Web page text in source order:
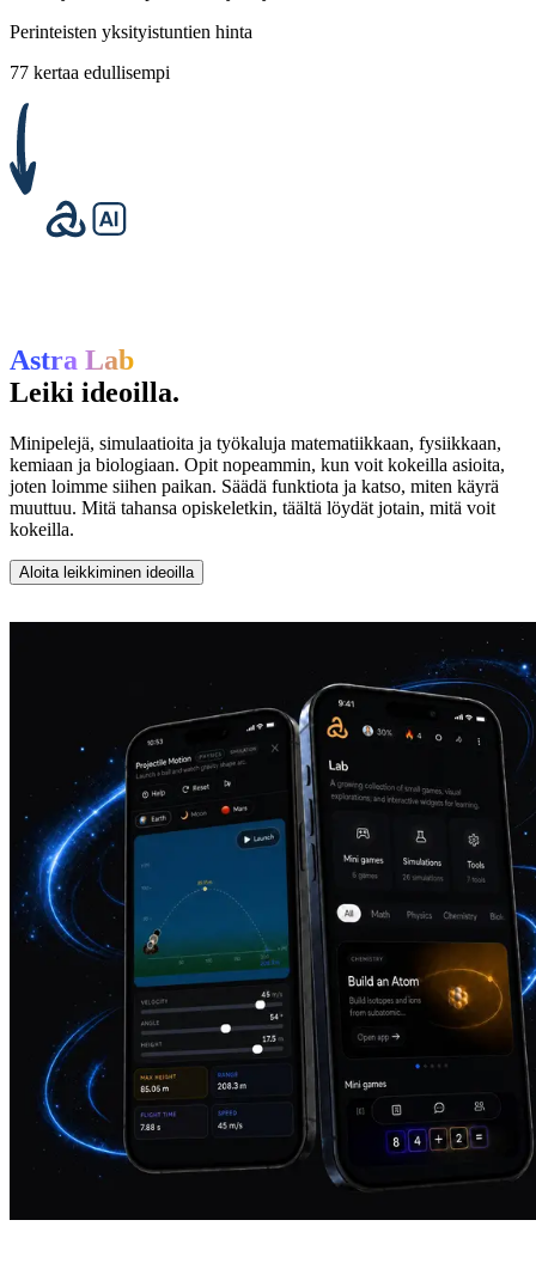
Perinteisten yksityistuntien hinta
77 kertaa edullisempi
Astra Lab
Leiki ideoilla.
Minipelejä, simulaatioita ja työkaluja matematiikkaan, fysiikkaan,
kemiaan ja biologiaan. Opit nopeammin, kun voit kokeilla asioita,
joten loimme siihen paikan. Säädä funktiota ja katso, miten käyrä
muuttuu. Mitä tahansa opiskeletkin, täältä löydät jotain, mitä voit
kokeilla.
Aloita leikkiminen ideoilla